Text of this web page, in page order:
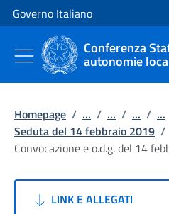
Vai al contenuto
Vai alla navigazione del sito
Governo Italiano
Conferenza
autonomie
Homepage / ... / ... / ... / ...
Seduta del 14 febbraio 2019 /
Convocazione e o.d.g. del 14
LINK E ALLEGATI